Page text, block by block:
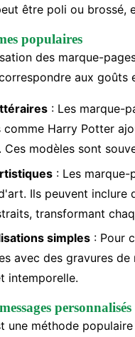
être poli ou brossé,
populaires
des marque-
aux goûts
: Les marque-
comme Harry Potter
Ces modèles sont
: Les
Ils peuvent inclure
transformant
simples : Pour
avec des gravures
intemporelle.
personnalisés
une méthode